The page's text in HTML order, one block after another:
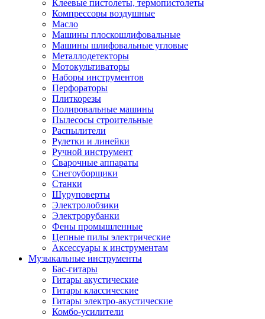
Клеевые пистолеты, термопистолеты
Компрессоры воздушные
Масло
Машины плоскошлифовальные
Машины шлифовальные угловые
Металлодетекторы
Мотокультиваторы
Наборы инструментов
Перфораторы
Плиткорезы
Полировальные машины
Пылесосы строительные
Распылители
Рулетки и линейки
Ручной инструмент
Сварочные аппараты
Снегоуборщики
Станки
Шуруповерты
Электролобзики
Электрорубанки
Фены промышленные
Цепные пилы электрические
Аксессуары к инструментам
Музыкальные инструменты
Бас-гитары
Гитары акустические
Гитары классические
Гитары электро-акустические
Комбо-усилители